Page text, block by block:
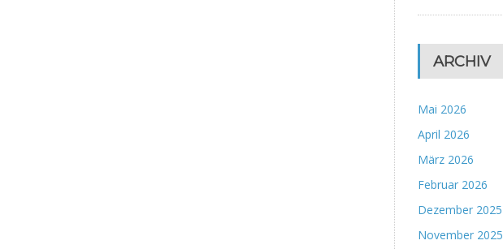
ARCHIV
Mai 2026
April 2026
März 2026
Februar 2026
Dezember 2025
November 2025